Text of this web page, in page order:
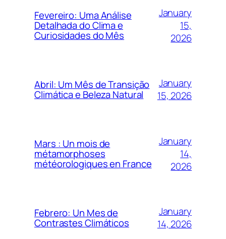
Fevereiro: Uma Análise
Detalhada do Clima e
Curiosidades do Mês
January
15,
2026
Abril: Um Mês de Transição
Climática e Beleza Natural
January
15, 2026
Mars : Un mois de
métamorphoses
météorologiques en France
January
14,
2026
Febrero: Un Mes de
Contrastes Climáticos
January
14, 2026